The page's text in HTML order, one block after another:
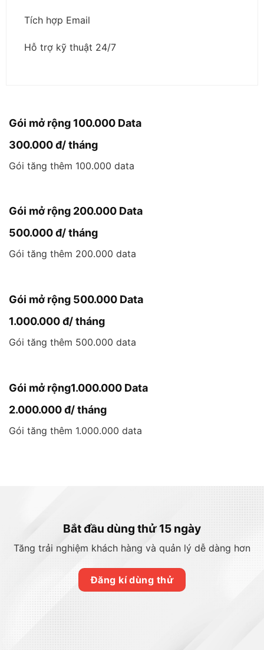
Tích hợp Email
Hỗ trợ kỹ thuật 24/7
Gói mở rộng 100.000 Data
300.000 đ/ tháng
Gói tăng thêm 100.000 data
Gói mở rộng 200.000 Data
500.000 đ/ tháng
Gói tăng thêm 200.000 data
Gói mở rộng 500.000 Data
1.000.000 đ/ tháng
Gói tăng thêm 500.000 data
Gói mở rộng1.000.000 Data
2.000.000 đ/ tháng
Gói tăng thêm 1.000.000 data
Bắt đầu dùng thử 15 ngày
Tăng trải nghiệm khách hàng và quản lý dễ dàng hơn
Đăng kí dùng thử